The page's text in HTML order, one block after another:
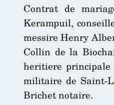
Contrat de
Kerampuil,
messire Henry
Collin de la
heritiere principale
militaire de Saint-
Brichet notaire.